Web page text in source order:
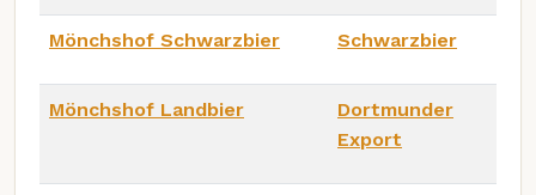
Mönchshof Schwarzbier Schwarzbier
Mönchshof Landbier
Dortmunder
Export